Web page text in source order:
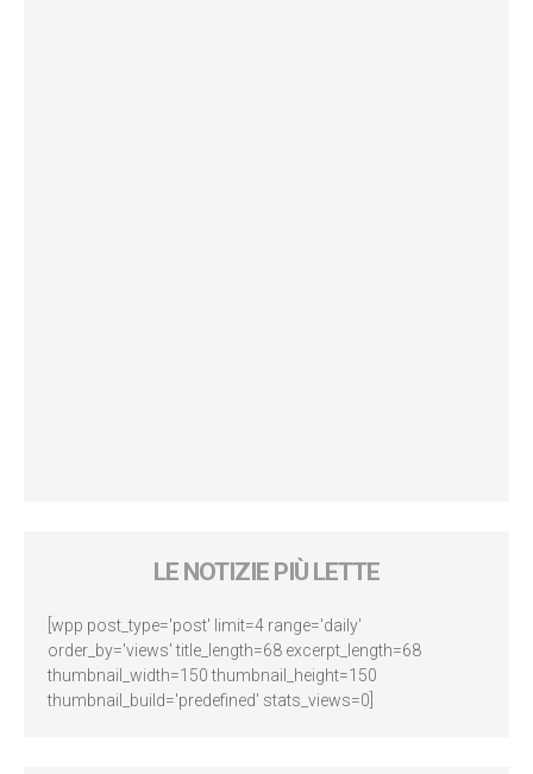
LE NOTIZIE PIÙ LETTE
[wpp post_type='post' limit=4 range='daily'
order_by='views' title_length=68 excerpt_length=68
thumbnail_width=150 thumbnail_height=150
thumbnail_build='predefined' stats_views=0]